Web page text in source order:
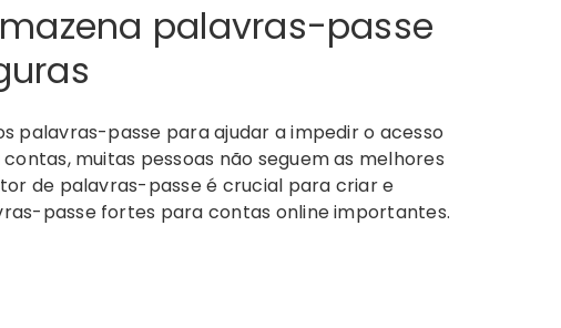
palavras-passe
palavras-passe para ajudar a impedir o acesso
muitas pessoas não seguem as melhores
de palavras-passe é crucial para criar e
passe fortes para contas online importantes.